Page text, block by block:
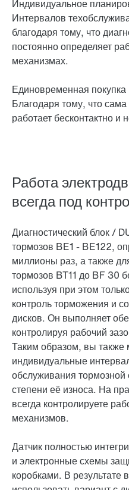
Работа
всегда под
Диагностический блок /
тормозов BE1 - BE122,
миллионы раз, а также
тормозов BT11 до BF 30
используя при этом
контроль торможения и
дисков. Он выполняет
контролируя рабочий
Таким образом, вы также
индивидуальные
обслуживания
степени её износа. На
всегда контролируете
механизмов.
Датчик полностью
и электронные схемы
коробками. В результате
Индивидуальное
Интервалов
благодаря тому, что
постоянно определяет
механизмах.
Единовременная покупка
Благодаря тому, что
работает бесконтактно и